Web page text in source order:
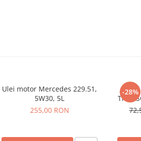
Ulei motor Mercedes 229.51,
5W30, 5L
255,00 RON
-28%